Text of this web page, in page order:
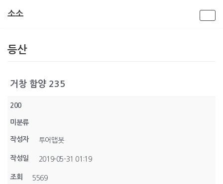
츠
너
기
소소
등산
거창 함양 235
200
미분류
작성자 투어맵봇
작성일 2019-05-31 01:19
조회 5569